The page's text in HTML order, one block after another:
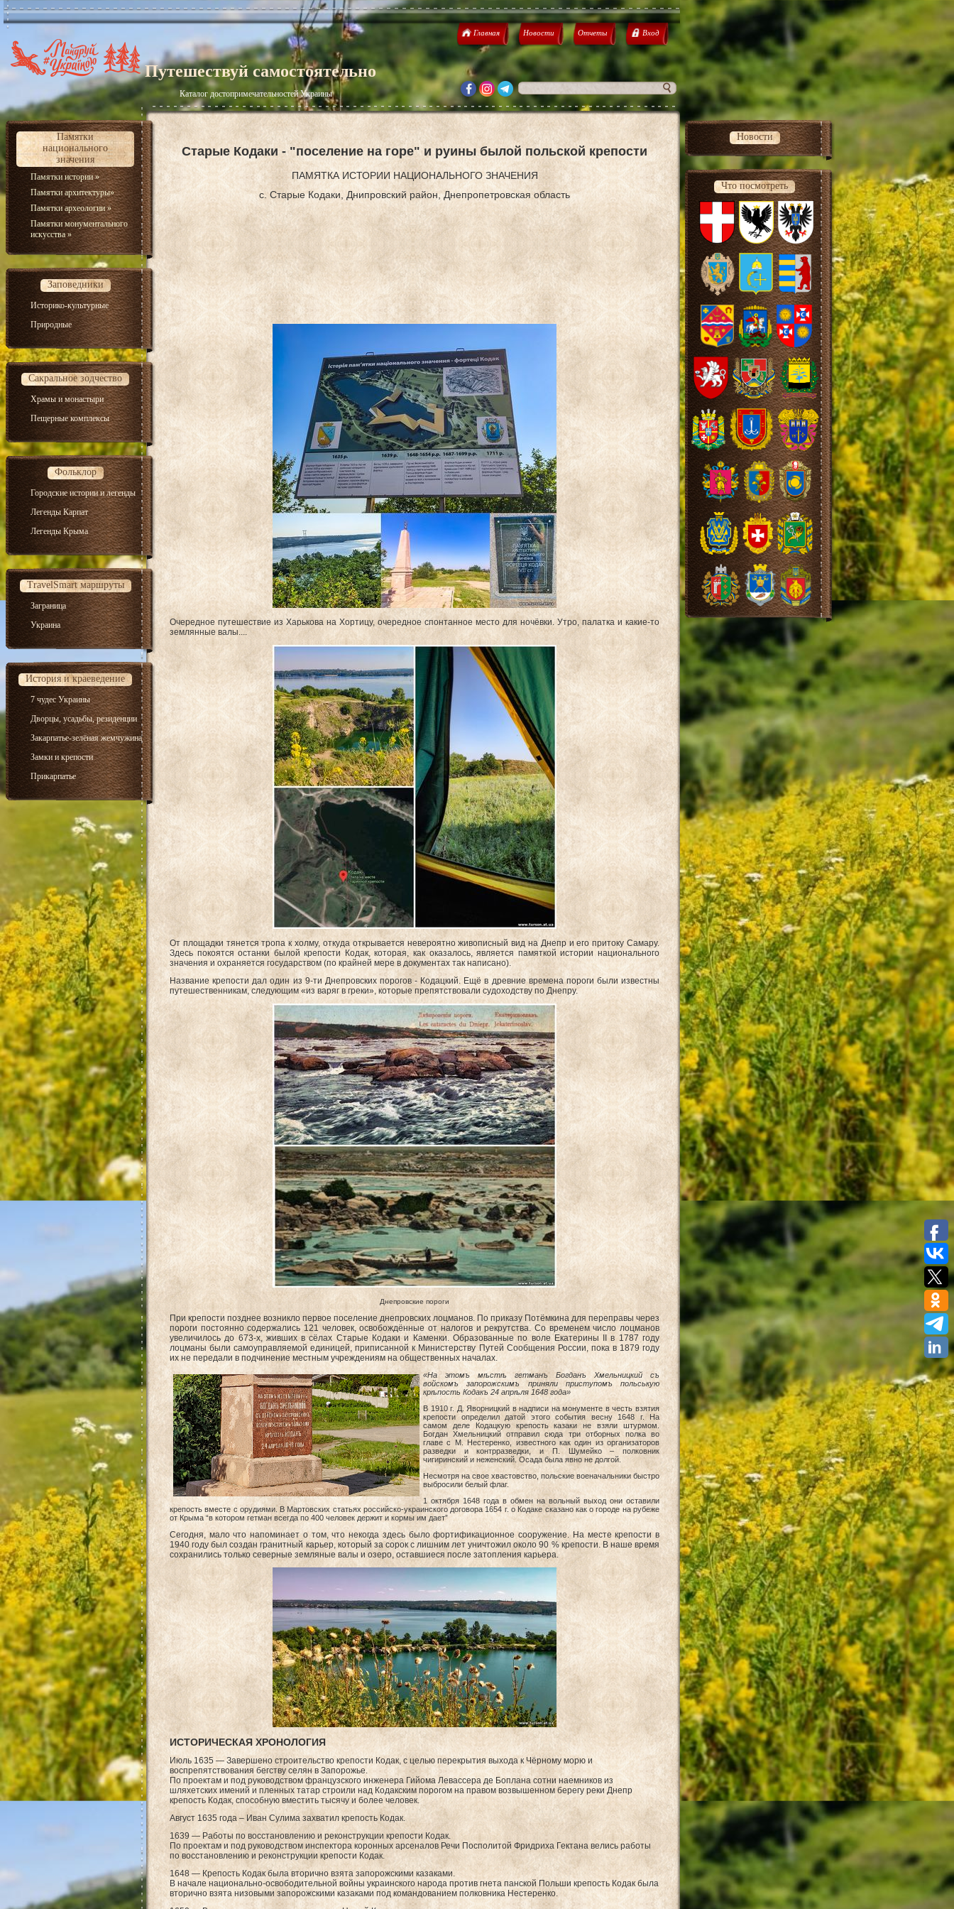
Путешествуй самостоятельно
Главная Новости Отчеты Вход
Каталог достопримечательностей Украины
Памятки
национального
значения
Памятки истории»
Памятки архитектуры»
Памятки археологии»
Памятки монументального
искусства»
Заповедники
Историко-культурные
Природные
Сакральное зодчество
Храмы и монастыри
Пещерные комплексы
Фольклор
Городские истории и легенды
Легенды Карпат
Легенды Крыма
TravelSmart маршруты
Заграница
Украина
История и краеведение
7 чудес Украины
Дворцы, усадьбы, резиденции
Закарпатье-зелёная жемчужина
Замки и крепости
Прикарпатье
Старые Кодаки - "поселение на горе" и руины былой польской крепости
ПАМЯТКА ИСТОРИИ НАЦИОНАЛЬНОГО ЗНАЧЕНИЯ
с. Старые Кодаки, Днипровский район, Днепропетровская область
Очередное путешествие из Харькова на Хортицу, очередное спонтанное место для ночёвки. Утро, палатка и какие-то
землянные валы....
От площадки тянется тропа к холму, откуда открывается невероятно живописный вид на Днепр и его притоку Самару.
Здесь покоятся останки былой крепости Кодак, которая, как оказалось, является памяткой истории национального
значения и охраняется государством (по крайней мере в документах так написано).
Название крепости дал один из 9-ти Днепровских порогов - Кодацкий. Ещё в древние времена пороги были известны
путешественникам, следующим «из варяг в греки», которые препятствовали судоходству по Днепру.
Днепровские пороги
При крепости позднее возникло первое поселение днепровских лоцманов. По приказу Потёмкина для переправы через
пороги постоянно содержались 121 человек, освобождённые от налогов и рекрутства. Со временем число лоцманов
увеличилось до 673-х, живших в сёлах Старые Кодаки и Каменки. Образованные по воле Екатерины II в 1787 году
лоцманы были самоуправляемой единицей, приписанной к Министерству Путей Сообщения России, пока в 1879 году
их не передали в подчинение местным учреждениям на общественных началах.
«На этомъ мѣстѣ гетманъ Богданъ Хмельницкий съ
войскомъ запорожскимъ приняли приступомъ польськую
крѣпость Кодакъ 24 апрѣля 1648 года»
В 1910 г. Д. Яворницкий в надписи на монументе в честь взятия
крепости определил датой этого события весну 1648 г. На
самом деле Кодацкую крепость казаки не взяли штурмом.
Богдан Хмельницкий отправил сюда три отборных полка во
главе с М. Нестеренко, известного как один из организаторов
разведки и контрразведки, и П. Шумейко – полковник
чигиринский и неженский. Осада была явно не долгой.
Несмотря на свое хвастовство, польские военачальники быстро
выбросили белый флаг.
1 октября 1648 года в обмен на вольный выход они оставили
крепость вместе с орудиями. В Мартовских статьях российско-украинского договора 1654 г. о Кодаке сказано как о городе на рубеже
от Крыма “в котором гетман всегда по 400 человек держит и кормы им дает”
Сегодня, мало что напоминает о том, что некогда здесь было фортификационное сооружение. На месте крепости в
1940 году был создан гранитный карьер, который за сорок с лишним лет уничтожил около 90 % крепости. В наше время
сохранились только северные земляные валы и озеро, оставшиеся после затопления карьера.
ИСТОРИЧЕСКАЯ ХРОНОЛОГИЯ
Июль 1635 — Завершено строительство крепости Кодак, с целью перекрытия выхода к Чёрному морю и
воспрепятствования бегству селян в Запорожье.
По проектам и под руководством французского инженера Гийома Левассера де Боплана сотни наемников из
шляхетских имений и пленных татар строили над Кодакским порогом на правом возвышенном берегу реки Днепр
крепость Кодак, способную вместить тысячу и более человек.
Август 1635 года – Иван Сулима захватил крепость Кодак.
1639 — Работы по восстановлению и реконструкции крепости Кодак.
По проектам и под руководством инспектора коронных арсеналов Речи Посполитой Фридриха Гектана велись работы
по восстановлению и реконструкции крепости Кодак.
1648 — Крепость Кодак была вторично взята запорожскими казаками.
В начале национально-освободительной войны украинского народа против гнета панской Польши крепость Кодак была
вторично взята низовыми запорожскими казаками под командованием полковника Нестеренко.
Новости
Что посмотреть